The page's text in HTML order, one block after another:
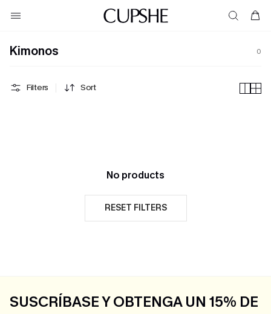
Kimonos 0
Filters Sort
No products
RESET FILTERS
SUSCRÍBASE Y OBTENGA UN 15% DE